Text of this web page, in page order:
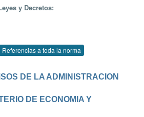
y Decretos:
Referencias a toda la norma
DE LA ADMINISTRACION
DE ECONOMIA Y